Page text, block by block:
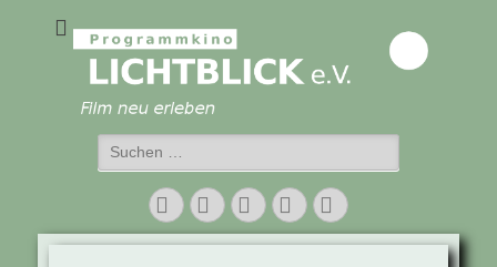
Programmkino
Lichtblick e.V.
Suchen
nach:
Facebook
Twitter
E-
Mail
VimeoInstagram